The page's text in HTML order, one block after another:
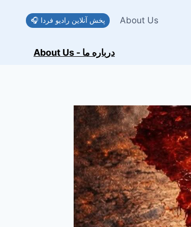
🎧 پخش آنلاین رادیو فردا About Us
About Us - درباره ما